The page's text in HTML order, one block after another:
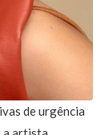
de urgência